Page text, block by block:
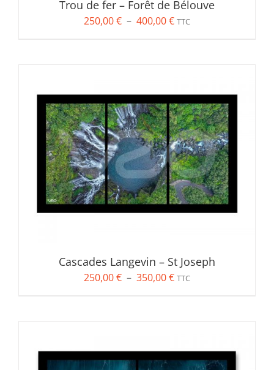
Trou de fer – Forêt de Bélouve
250,00€ – 400,00€Plage
400,00 €
TTC
Cascades Langevin – St Joseph
250,00€ – 350,00€Plage
350,00 €
TTC